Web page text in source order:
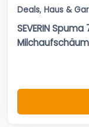
Deals, Haus &
SEVERIN